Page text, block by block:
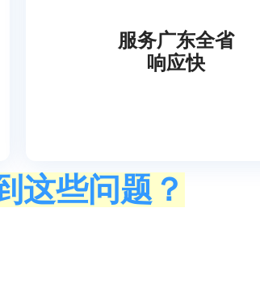
这些问题？
服务广东全省
响应快